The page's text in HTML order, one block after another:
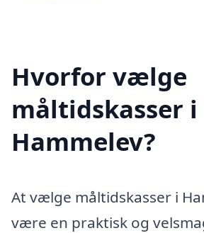
Hvorfor vælge
måltidskasser i
Hammelev?
At vælge måltidskasser i
være en praktisk og